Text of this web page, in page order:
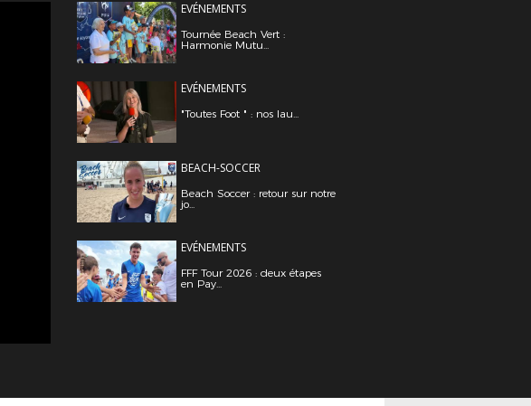
EVÉNEMENTS
Tournée Beach Vert :
Harmonie Mutu...
EVÉNEMENTS
"Toutes Foot " : nos lau...
BEACH-SOCCER
Beach Soccer : retour sur notre
jo...
EVÉNEMENTS
FFF Tour 2026 : deux étapes
en Pay...